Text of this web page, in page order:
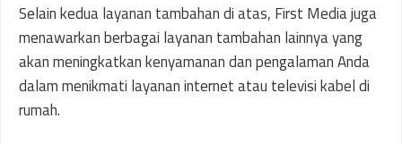
Selain kedua layanan tambahan di atas, First Media juga
menawarkan berbagai layanan tambahan lainnya yang
akan meningkatkan kenyamanan dan pengalaman Anda
dalam menikmati layanan internet atau televisi kabel di
rumah.